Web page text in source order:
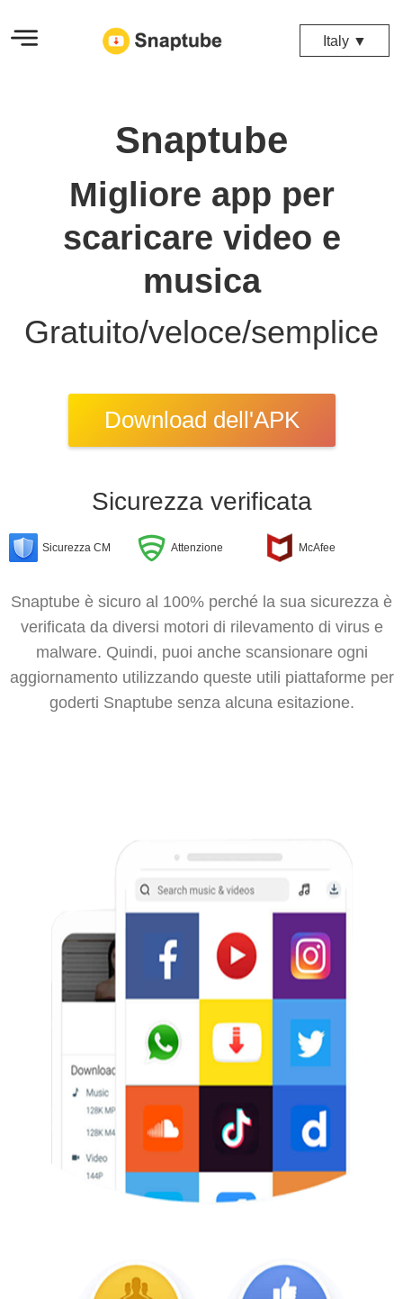
Italy ▼
Snaptube
Migliore app per
scaricare video e
musica
Gratuito/veloce/semplice
Download dell'APK
Sicurezza verificata
Sicurezza CM Attenzione McAfee
Snaptube è sicuro al 100% perché la sua sicurezza è
verificata da diversi motori di rilevamento di virus e
malware. Quindi, puoi anche scansionare ogni
aggiornamento utilizzando queste utili piattaforme per
goderti Snaptube senza alcuna esitazione.